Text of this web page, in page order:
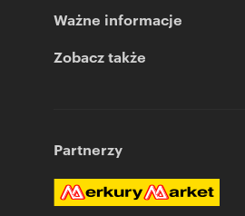
Ważne informacje
Zobacz także
Partnerzy